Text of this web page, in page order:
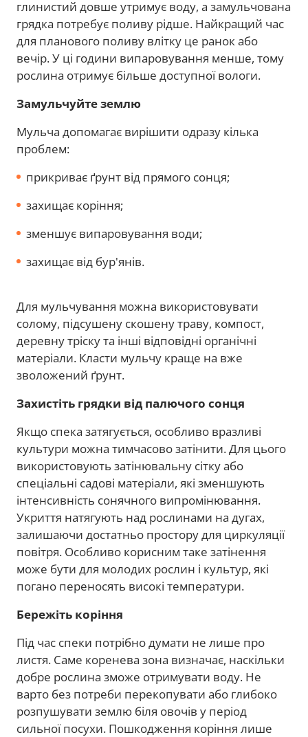
глинистий довше утримує воду, а замульчована
грядка потребує поливу рідше. Найкращий час
для планового поливу влітку це ранок або
вечір. У ці години випаровування менше, тому
рослина отримує більше доступної вологи.
Замульчуйте землю
Мульча допомагає вирішити одразу кілька
проблем:
прикриває ґрунт від прямого сонця;
захищає коріння;
зменшує випаровування води;
захищає від бур'янів.
Для мульчування можна використовувати
солому, підсушену скошену траву, компост,
деревну тріску та інші відповідні органічні
матеріали. Класти мульчу краще на вже
зволожений ґрунт.
Захистіть грядки від палючого сонця
Якщо спека затягується, особливо вразливі
культури можна тимчасово затінити. Для цього
використовують затінювальну сітку або
спеціальні садові матеріали, які зменшують
інтенсивність сонячного випромінювання.
Укриття натягують над рослинами на дугах,
залишаючи достатньо простору для циркуляції
повітря. Особливо корисним таке затінення
може бути для молодих рослин і культур, які
погано переносять високі температури.
Бережіть коріння
Під час спеки потрібно думати не лише про
листя. Саме коренева зона визначає, наскільки
добре рослина зможе отримувати воду. Не
варто без потреби перекопувати або глибоко
розпушувати землю біля овочів у період
сильної посухи. Пошкодження коріння лише